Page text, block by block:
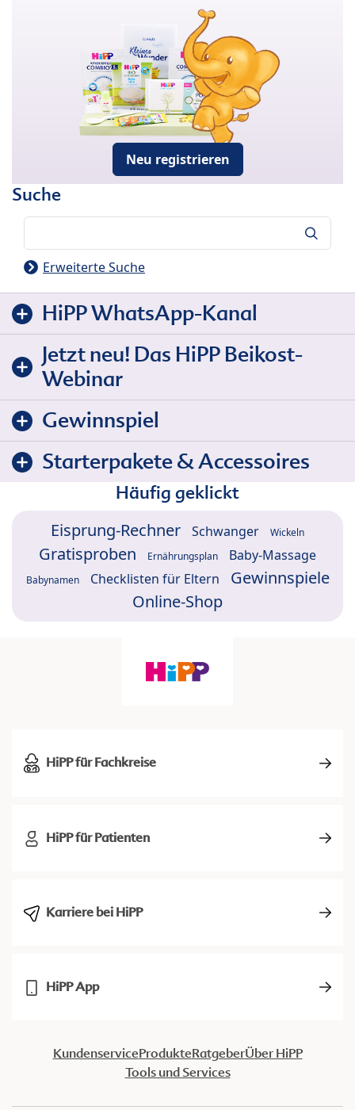
Neu registrieren
Suche
Erweiterte Suche
HiPP WhatsApp-Kanal
Jetzt neu! Das HiPP Beikost-
Webinar
Gewinnspiel
Starterpakete & Accessoires
Häufig geklickt
Eisprung-Rechner Schwanger Wickeln
Gratisproben Ernährungsplan Baby-Massage
Babynamen Checklisten für Eltern
Gewinnspiele
Online-Shop
HiPP für Fachkreise
HiPP für Patienten
Karriere bei HiPP
HiPP App
KundenserviceProdukteRatgeberÜber HiPP
Tools und Services